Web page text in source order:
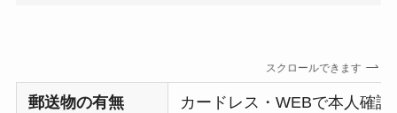
スクロールできます
郵送物の有無
カードレス・WEBで本人確